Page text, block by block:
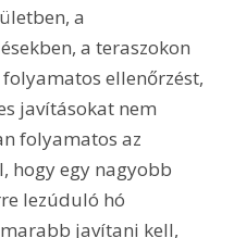
a
a teraszokon
ellenőrzést,
javításokat nem
folyamatos az
hogy egy nagyobb
lezúduló hó
javítani kell,